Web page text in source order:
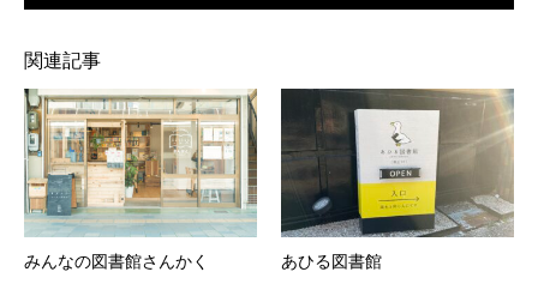
関連記事
みんなの図書館さんかく あひる図書館